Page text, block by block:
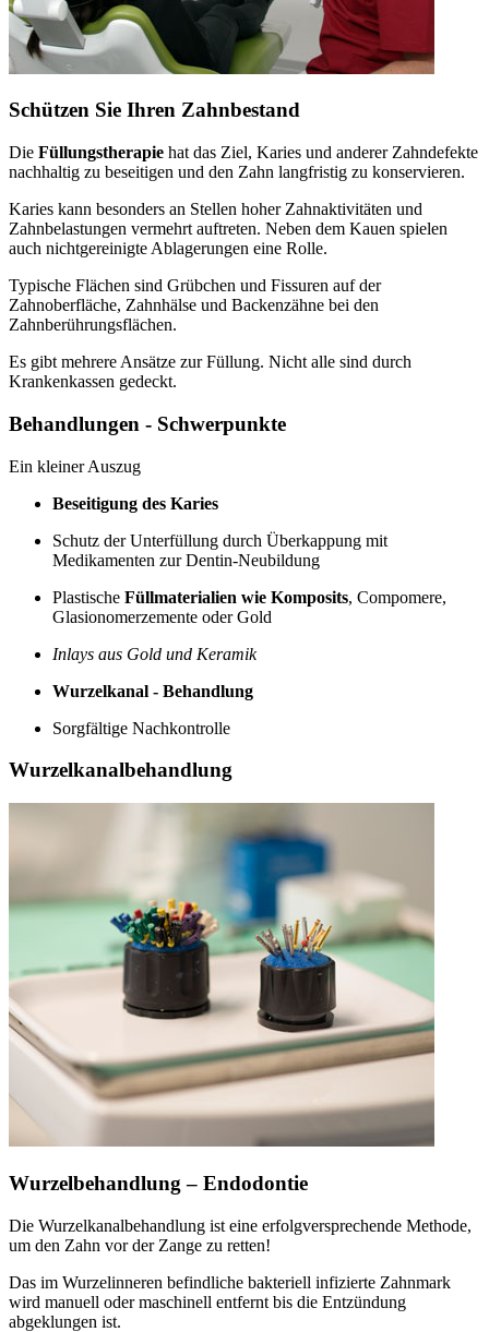
Schützen Sie Ihren Zahnbestand
Die Füllungstherapie hat das Ziel, Karies und anderer Zahndefekte
nachhaltig zu beseitigen und den Zahn langfristig zu konservieren.
Karies kann besonders an Stellen hoher Zahnaktivitäten und
Zahnbelastungen vermehrt auftreten. Neben dem Kauen spielen
auch nichtgereinigte Ablagerungen eine Rolle.
Typische Flächen sind Grübchen und Fissuren auf der
Zahnoberfläche, Zahnhälse und Backenzähne bei den
Zahnberührungsflächen.
Es gibt mehrere Ansätze zur Füllung. Nicht alle sind durch
Krankenkassen gedeckt.
Behandlungen - Schwerpunkte
Ein kleiner Auszug
Beseitigung des Karies
Schutz der Unterfüllung durch Überkappung mit
Medikamenten zur Dentin-Neubildung
Plastische Füllmaterialien wie Komposits, Compomere,
Glasionomerzemente oder Gold
Inlays aus Gold und Keramik
Wurzelkanal - Behandlung
Sorgfältige Nachkontrolle
Wurzelkanalbehandlung
Wurzelbehandlung – Endodontie
Die Wurzelkanalbehandlung ist eine erfolgversprechende Methode,
um den Zahn vor der Zange zu retten!
Das im Wurzelinneren befindliche bakteriell infizierte Zahnmark
wird manuell oder maschinell entfernt bis die Entzündung
abgeklungen ist.